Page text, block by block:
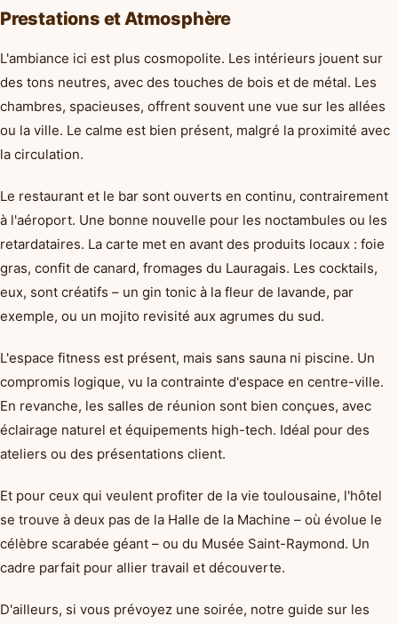
Prestations et Atmosphère
L'ambiance ici est plus cosmopolite. Les intérieurs jouent sur
des tons neutres, avec des touches de bois et de métal. Les
chambres, spacieuses, offrent souvent une vue sur les allées
ou la ville. Le calme est bien présent, malgré la proximité avec
la circulation.
Le restaurant et le bar sont ouverts en continu, contrairement
à l'aéroport. Une bonne nouvelle pour les noctambules ou les
retardataires. La carte met en avant des produits locaux : foie
gras, confit de canard, fromages du Lauragais. Les cocktails,
eux, sont créatifs – un gin tonic à la fleur de lavande, par
exemple, ou un mojito revisité aux agrumes du sud.
L'espace fitness est présent, mais sans sauna ni piscine. Un
compromis logique, vu la contrainte d'espace en centre-ville.
En revanche, les salles de réunion sont bien conçues, avec
éclairage naturel et équipements high-tech. Idéal pour des
ateliers ou des présentations client.
Et pour ceux qui veulent profiter de la vie toulousaine, l'hôtel
se trouve à deux pas de la Halle de la Machine – où évolue le
célèbre scarabée géant – ou du Musée Saint-Raymond. Un
cadre parfait pour allier travail et découverte.
D'ailleurs, si vous prévoyez une soirée, notre guide sur les